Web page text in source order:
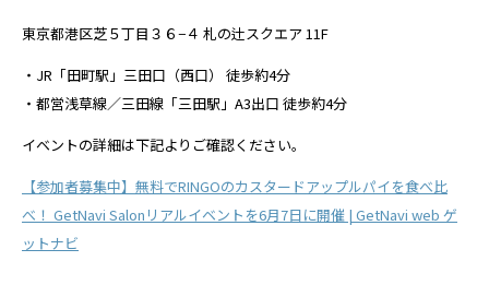
東京都港区芝５丁目３６−４ 札の辻スクエア 11F
・JR「田町駅」三田口（西口） 徒歩約4分
・都営浅草線／三田線「三田駅」A3出口 徒歩約4分
イベントの詳細は下記よりご確認ください。
【参加者募集中】無料でRINGOのカスタードアップルパイを食べ比
べ！ GetNavi Salonリアルイベントを6月7日に開催 | GetNavi web ゲ
ットナビ